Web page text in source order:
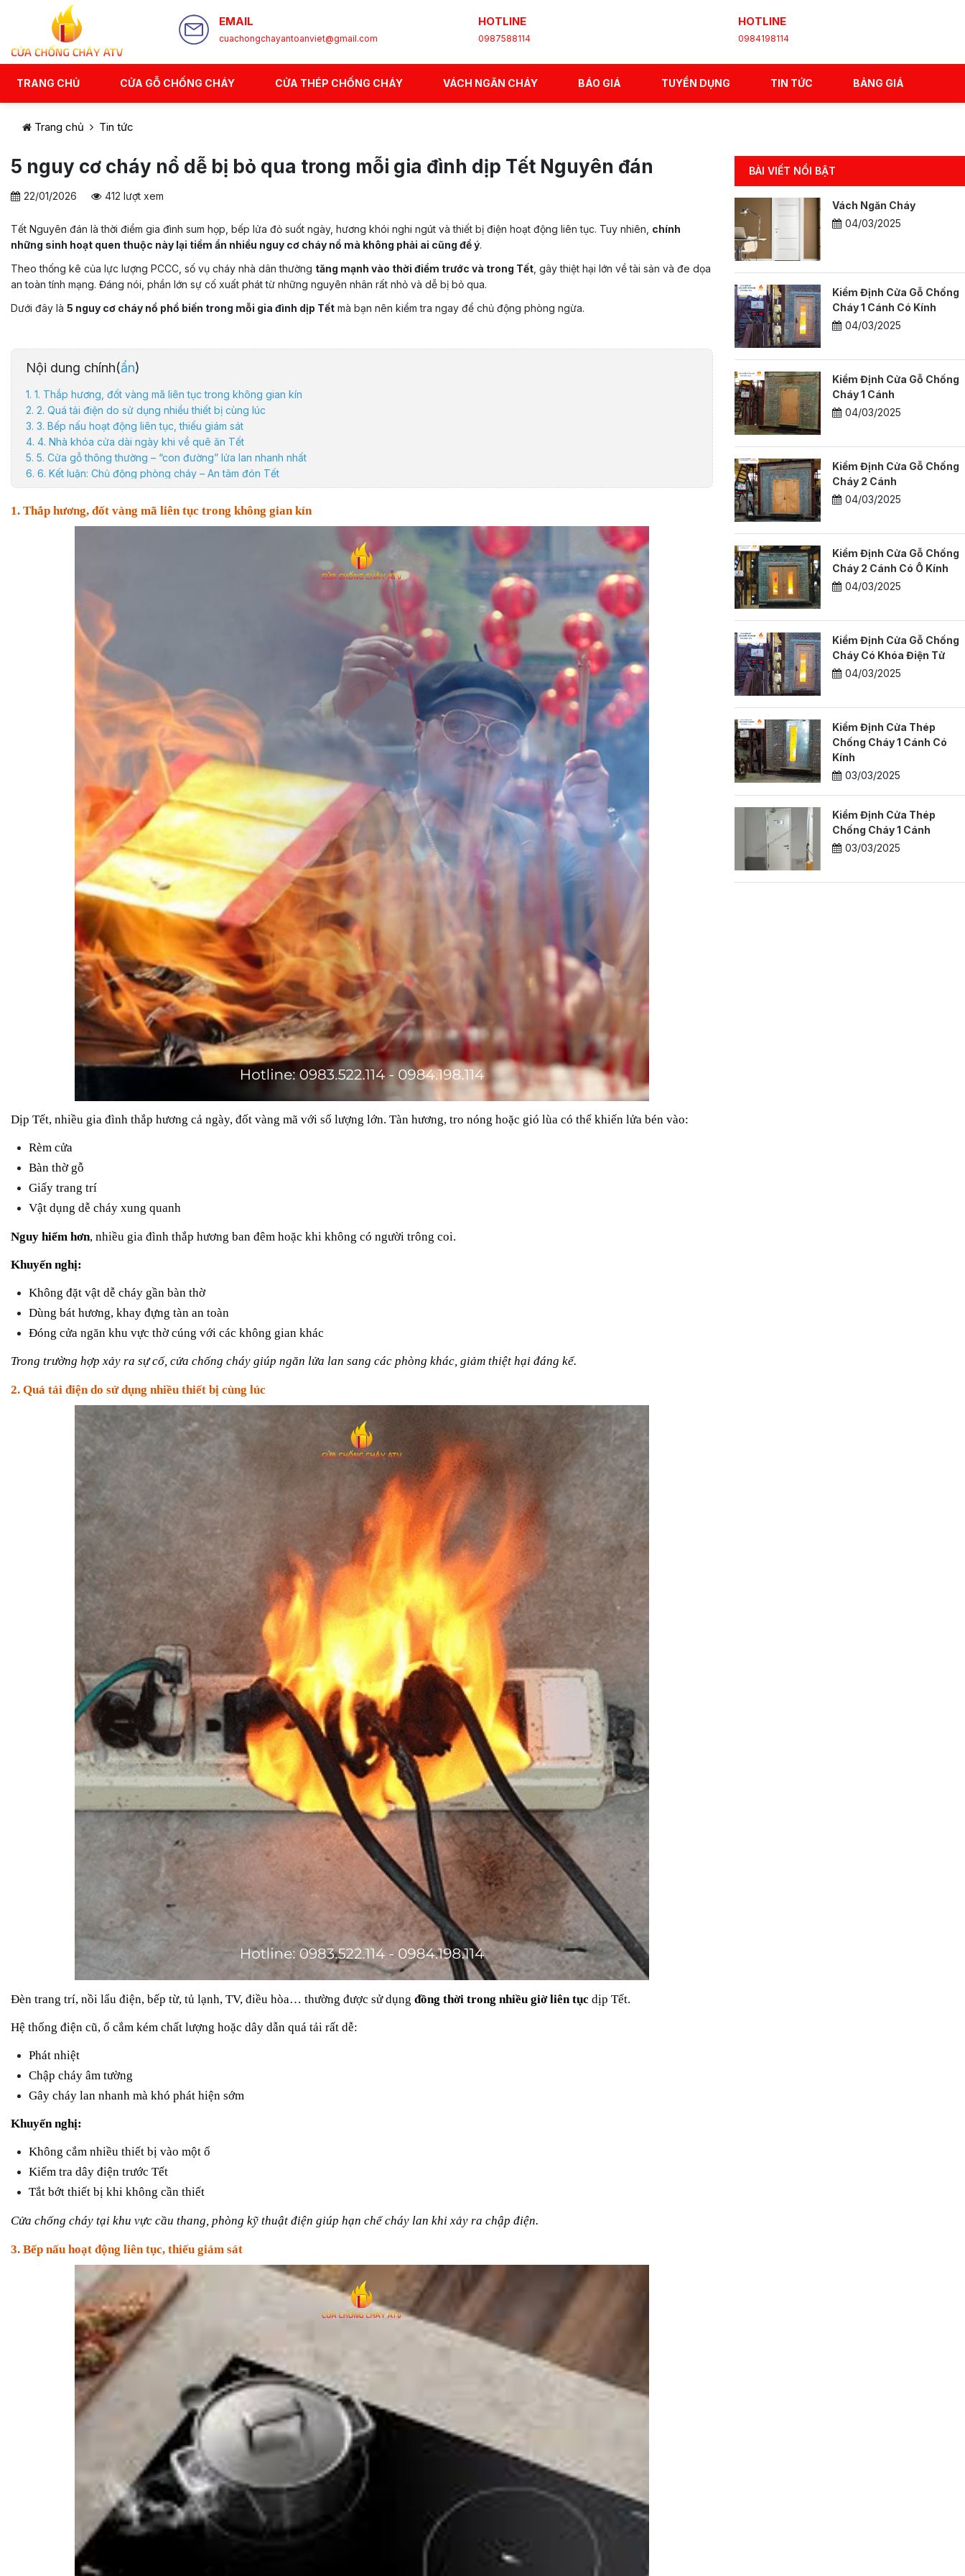
EMAIL
cuachongchayantoanviet@gmail.com
HOTLINE
0987588114
HOTLINE
0984198114
TRANG CHỦ CỬA GỖ CHỐNG CHÁY CỬA THÉP CHỐNG CHÁY VÁCH NGĂN CHÁY BÁO GIÁ TUYỂN DỤNG TIN TỨC BẢNG GIÁ
Trang chủ Tin tức
5 nguy cơ cháy nổ dễ bị bỏ qua trong mỗi gia đình dịp Tết Nguyên đán
22/01/2026 412 lượt xem
Tết Nguyên đán là thời điểm gia đình sum họp, bếp lửa đỏ suốt ngày, hương khói nghi ngút và thiết bị điện hoạt động liên tục. Tuy nhiên, chính
những sinh hoạt quen thuộc này lại tiềm ẩn nhiều nguy cơ cháy nổ mà không phải ai cũng để ý.
Theo thống kê của lực lượng PCCC, số vụ cháy nhà dân thường tăng mạnh vào thời điểm trước và trong Tết , gây thiệt hại lớn về tài sản và đe dọa
an toàn tính mạng. Đáng nói, phần lớn sự cố xuất phát từ những nguyên nhân rất nhỏ và dễ bị bỏ qua.
Dưới đây là 5 nguy cơ cháy nổ phổ biến trong mỗi gia đình dịp Tết mà bạn nên kiểm tra ngay để chủ động phòng ngừa.
Nội dung chính(ẩn)
1. 1. Thắp hương, đốt vàng mã liên tục trong không gian kín
2. 2. Quá tải điện do sử dụng nhiều thiết bị cùng lúc
3. 3. Bếp nấu hoạt động liên tục, thiếu giám sát
4. 4. Nhà khóa cửa dài ngày khi về quê ăn Tết
5. 5. Cửa gỗ thông thường – “con đường” lửa lan nhanh nhất
6. 6. Kết luận: Chủ động phòng cháy – An tâm đón Tết
1. Thắp hương, đốt vàng mã liên tục trong không gian kín
Dịp Tết, nhiều gia đình thắp hương cả ngày, đốt vàng mã với số lượng lớn. Tàn hương, tro nóng hoặc gió lùa có thể khiến lửa bén vào:
Rèm cửa
Bàn thờ gỗ
Giấy trang trí
Vật dụng dễ cháy xung quanh
Nguy hiểm hơn, nhiều gia đình thắp hương ban đêm hoặc khi không có người trông coi.
Khuyến nghị:
Không đặt vật dễ cháy gần bàn thờ
Dùng bát hương, khay đựng tàn an toàn
Đóng cửa ngăn khu vực thờ cúng với các không gian khác
Trong trường hợp xảy ra sự cố, cửa chống cháy giúp ngăn lửa lan sang các phòng khác, giảm thiệt hại đáng kể.
2. Quá tải điện do sử dụng nhiều thiết bị cùng lúc
Đèn trang trí, nồi lẩu điện, bếp từ, tủ lạnh, TV, điều hòa… thường được sử dụng đồng thời trong nhiều giờ liên tục dịp Tết.
Hệ thống điện cũ, ổ cắm kém chất lượng hoặc dây dẫn quá tải rất dễ:
Phát nhiệt
Chập cháy âm tường
Gây cháy lan nhanh mà khó phát hiện sớm
Khuyến nghị:
Không cắm nhiều thiết bị vào một ổ
Kiểm tra dây điện trước Tết
Tắt bớt thiết bị khi không cần thiết
Cửa chống cháy tại khu vực cầu thang, phòng kỹ thuật điện giúp hạn chế cháy lan khi xảy ra chập điện.
3. Bếp nấu hoạt động liên tục, thiếu giám sát
BÀI VIẾT NỔI BẬT
Vách Ngăn Cháy
04/03/2025
Kiểm Định Cửa Gỗ Chống
Cháy 1 Cánh Có Kính
04/03/2025
Kiểm Định Cửa Gỗ Chống
Cháy 1 Cánh
04/03/2025
Kiểm Định Cửa Gỗ Chống
Cháy 2 Cánh
04/03/2025
Kiểm Định Cửa Gỗ Chống
Cháy 2 Cánh Có Ô Kính
04/03/2025
Kiểm Định Cửa Gỗ Chống
Cháy Có Khóa Điện Tử
04/03/2025
Kiểm Định Cửa Thép
Chống Cháy 1 Cánh Có
Kính
03/03/2025
Kiểm Định Cửa Thép
Chống Cháy 1 Cánh
03/03/2025